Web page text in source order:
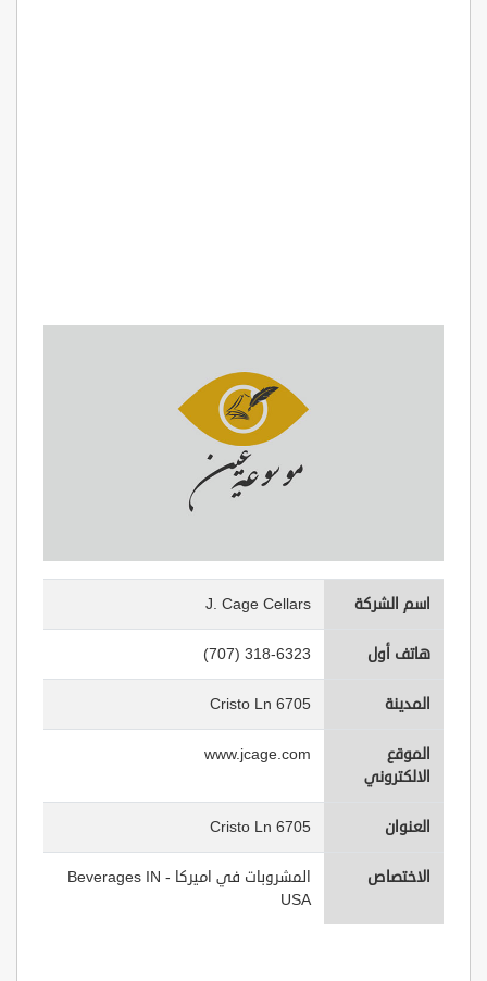
اسم الشركة J. Cage Cellars
هاتف أول (707) 318-6323
المدينة 6705 Cristo Ln
الموقع
الالكتروني
www.jcage.com
العنوان 6705 Cristo Ln
الاختصاص
المشروبات في اميركا - Beverages IN
USA